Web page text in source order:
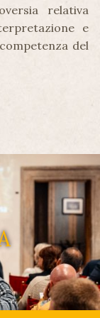
relativa
e
del